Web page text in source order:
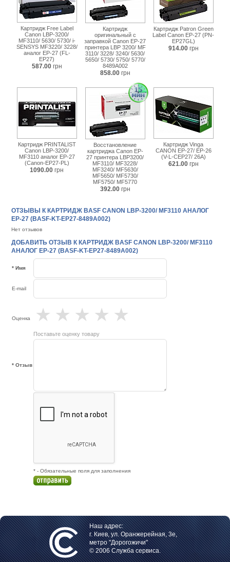
Картридж Free Label
Canon LBP-3200/
MF3110/ 5630/ 5730/ i-
SENSYS MF3220/ 3228/
аналог EP-27 (FL-
EP27)
587.00 грн
Картридж
оригинальный с
заправкой Canon EP-27
принтера LBP 3200/ MF
3110/ 3228/ 3240/ 5630/
5650/ 5730/ 5750/ 5770/
8489A002
858.00 грн
Картридж Patron Green
Label Canon EP-27 (PN-
EP27GL)
914.00 грн
Картридж PRINTALIST
Canon LBP-3200/
MF3110 аналог EP-27
(Canon-EP27-PL)
1090.00 грн
Восстановление
картриджа Canon EP-
27 принтера LBP3200/
MF3110/ MF3228/
MF3240/ MF5630/
MF5650/ MF5730/
MF5750/ MF5770
392.00 грн
Картридж Vinga
CANON EP-27/ EP-26
(V-L-CEP27/ 26A)
621.00 грн
ОТЗЫВЫ К КАРТРИДЖ BASF CANON LBP-3200/ MF3110 АНАЛОГ
EP-27 (BASF-KT-EP27-8489A002)
Нет отзывов
ДОБАВИТЬ ОТЗЫВ К КАРТРИДЖ BASF CANON LBP-3200/ MF3110
АНАЛОГ EP-27 (BASF-KT-EP27-8489A002)
* Имя
E-mail
Оценка ★
★
★
★
★
Поставьте оценку товару
* Отзыв
* - Обязательные поля для заполнения
Наш адрес:
г. Киев, ул. Оранжерейная, 3е,
метро "Дорогожичи"
© 2006 Служба сервиса.